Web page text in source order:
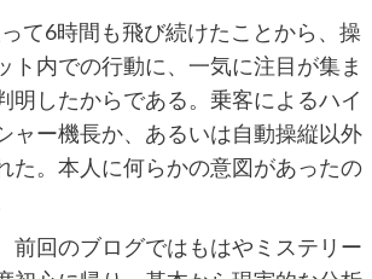
て6時間も飛び続けたことから、操
内での行動に、一気に注目が集ま
明したからである。乗客によるハイ
ャー機長か、あるいは自動操縦以外
た。本人に何らかの意図があったの
前回のブログではもはやミステリー